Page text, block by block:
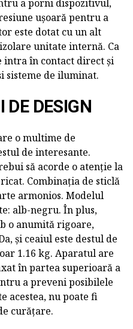
a porni dispozitivul,
ușoară pentru a
este dotat cu un alt
unitate internă. Ca
intra în contact direct și
sisteme de iluminat.
DE DESIGN
o multime de
de interesante.
să acorde o atenție la
Combinația de sticlă
armonios. Modelul
alb-negru. În plus,
o anumită rigoare,
și ceaiul este destul de
1.16 kg. Aparatul are
în partea superioară a
a preveni posibilele
acestea, nu poate fi
curățare.